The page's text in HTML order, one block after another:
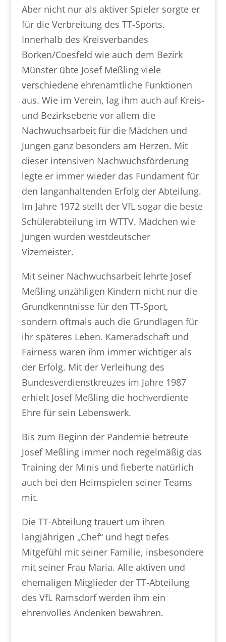
Aber nicht nur als aktiver Spieler sorgte er
für die Verbreitung des TT-Sports.
Innerhalb des Kreisverbandes
Borken/Coesfeld wie auch dem Bezirk
Münster übte Josef Meßling viele
verschiedene ehrenamtliche Funktionen
aus. Wie im Verein, lag ihm auch auf Kreis-
und Bezirksebene vor allem die
Nachwuchsarbeit für die Mädchen und
Jungen ganz besonders am Herzen. Mit
dieser intensiven Nachwuchsförderung
legte er immer wieder das Fundament für
den langanhaltenden Erfolg der Abteilung.
Im Jahre 1972 stellt der VfL sogar die beste
Schülerabteilung im WTTV. Mädchen wie
Jungen wurden westdeutscher
Vizemeister.
Mit seiner Nachwuchsarbeit lehrte Josef
Meßling unzähligen Kindern nicht nur die
Grundkenntnisse für den TT-Sport,
sondern oftmals auch die Grundlagen für
ihr späteres Leben. Kameradschaft und
Fairness waren ihm immer wichtiger als
der Erfolg. Mit der Verleihung des
Bundesverdienstkreuzes im Jahre 1987
erhielt Josef Meßling die hochverdiente
Ehre für sein Lebenswerk.
Bis zum Beginn der Pandemie betreute
Josef Meßling immer noch regelmäßig das
Training der Minis und fieberte natürlich
auch bei den Heimspielen seiner Teams
mit.
Die TT-Abteilung trauert um ihren
langjährigen „Chef“ und hegt tiefes
Mitgefühl mit seiner Familie, insbesondere
mit seiner Frau Maria. Alle aktiven und
ehemaligen Mitglieder der TT-Abteilung
des VfL Ramsdorf werden ihm ein
ehrenvolles Andenken bewahren.